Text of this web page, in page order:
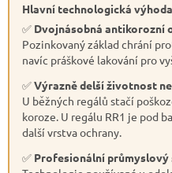
Hlavní technologická
✅ Dvojnásobná antikorozní
Pozinkovaný základ chrání
navíc práškové lakování pro
✅Výrazně delší životnost
U běžných regálů stačí
koroze. U regálu RR1 je pod
další vrstva ochrany.
✅ Profesionální průmyslový